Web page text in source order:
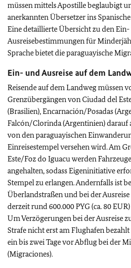
müssen mittels Apostille beglaubigt
anerkannten Übersetzer ins
Eine detaillierte Übersicht zu den
Ausreisebestimmungen für
Sprache bietet die paraguayische
Ein- und Ausreise auf dem
Reisende auf dem Landweg müssen
Grenzübergängen von Ciudad del
(Brasilien), Encarnación/Posadas
Falcón/Clorinda (Argentinien) darauf
von den paraguayischen
Einreisestempel versehen wird. Am
Este/Foz do Iguacu werden
angehalten, sodass Eigeninitiative
Stempel zu erlangen. Andernfalls ist
Überlandstraßen und bei der
derzeit rund 600.000 PYG (ca. 80
Um Verzögerungen bei der Ausreise
Strafe nicht erst am Flughafen
ein bis zwei Tage vor Abflug bei der
(Migraciones).